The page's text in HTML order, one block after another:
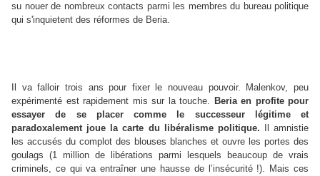
su nouer de nombreux contacts parmi les membres du bureau politique
qui s'inquietent des réformes de Beria.
Il va falloir trois ans pour fixer le nouveau pouvoir. Malenkov, peu
expérimenté est rapidement mis sur la touche. Beria en profite pour
essayer de se placer comme le successeur légitime et
paradoxalement joue la carte du libéralisme politique. Il amnistie
les accusés du complot des blouses blanches et ouvre les portes des
goulags (1 million de libérations parmi lesquels beaucoup de vrais
criminels, ce qui va entraîner une hausse de l’insécurité !). Mais ces